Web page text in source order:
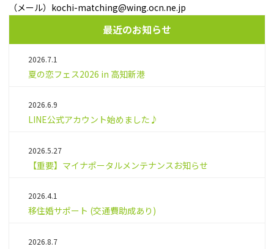
（メール）kochi-matching@wing.ocn.ne.jp
最近のお知らせ
2026.7.1
夏の恋フェス2026 in 高知新港
2026.6.9
LINE公式アカウント始めました♪
2026.5.27
【重要】マイナポータルメンテナンスお知らせ
2026.4.1
移住婚サポート (交通費助成あり)
2026.8.7